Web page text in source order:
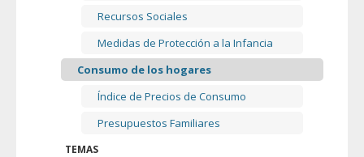
Recursos Sociales
Medidas de Protección a la Infancia
Consumo de los hogares
Índice de Precios de Consumo
Presupuestos Familiares
TEMAS